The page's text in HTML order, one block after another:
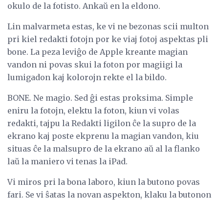
okulo de la fotisto. Ankaŭ en la eldono.
Lin malvarmeta estas, ke vi ne bezonas scii multon
pri kiel redakti fotojn por ke viaj fotoj aspektas pli
bone. La peza leviĝo de Apple kreante magian
vandon ni povas skui la foton por magiigi la
lumigadon kaj kolorojn rekte el la bildo.
BONE. Ne magio. Sed ĝi estas proksima. Simple
eniru la fotojn, elektu la foton, kiun vi volas
redakti, tajpu la Redakti ligilon ĉe la supro de la
ekrano kaj poste ekprenu la magian vandon, kiu
situas ĉe la malsupro de la ekrano aŭ al la flanko
laŭ la maniero vi tenas la iPad.
Vi miros pri la bona laboro, kiun la butono povas
fari. Se vi ŝatas la novan aspekton, klaku la butonon